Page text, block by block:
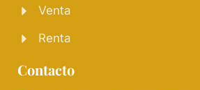
Venta
Renta
Contacto